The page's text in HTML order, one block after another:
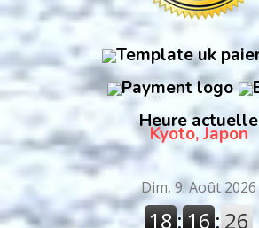
Heure actuelle
Kyoto, Japon